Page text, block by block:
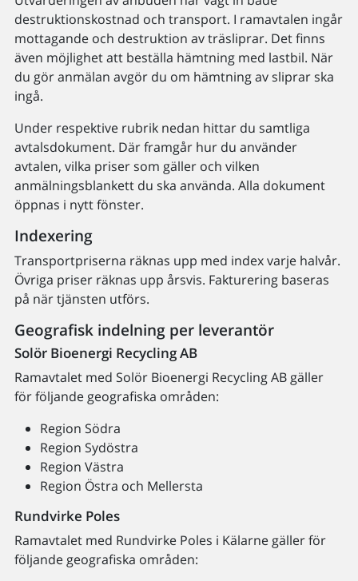
destruktionskostnad och transport. I ramavtalen ingår
mottagande och destruktion av träsliprar. Det finns
även möjlighet att beställa hämtning med lastbil. När
du gör anmälan avgör du om hämtning av sliprar ska
ingå.
Under respektive rubrik nedan hittar du samtliga
avtalsdokument. Där framgår hur du använder
avtalen, vilka priser som gäller och vilken
anmälningsblankett du ska använda. Alla dokument
öppnas i nytt fönster.
Indexering
Transportpriserna räknas upp med index varje halvår.
Övriga priser räknas upp årsvis. Fakturering baseras
på när tjänsten utförs.
Geografisk indelning per leverantör
Solör Bioenergi Recycling AB
Ramavtalet med Solör Bioenergi Recycling AB gäller
för följande geografiska områden:
Region Södra
Region Sydöstra
Region Västra
Region Östra och Mellersta
Rundvirke Poles
Ramavtalet med Rundvirke Poles i Kälarne gäller för
följande geografiska områden: